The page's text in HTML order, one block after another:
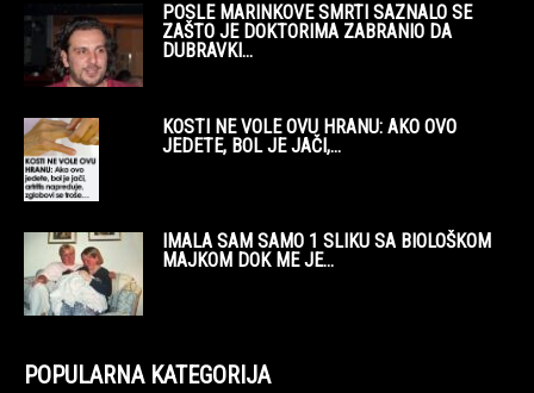
POSLE MARINKOVE SMRTI SAZNALO SE
ZAŠTO JE DOKTORIMA ZABRANIO DA
DUBRAVKI...
KOSTI NE VOLE OVU HRANU: AKO OVO
JEDETE, BOL JE JAČI,...
IMALA SAM SAMO 1 SLIKU SA BIOLOŠKOM
MAJKOM DOK ME JE...
POPULARNA KATEGORIJA